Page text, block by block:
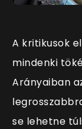
A kritikusok
mindenki
Arányaiban
se lehetne